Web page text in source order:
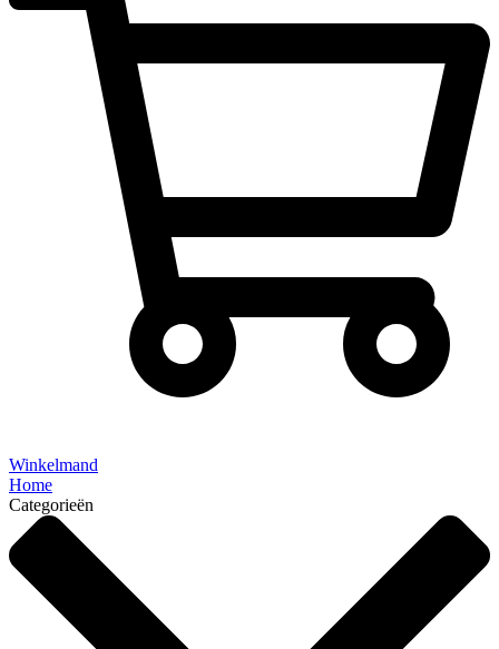
Winkelmand
Home
Categorieën